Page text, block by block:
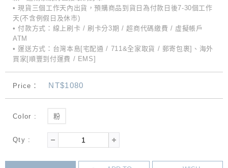
• 現貨三個工作天內出貨，預購商品到貨日為付款日後7-30個工作
天(不含例假日及休市)
• 付款方式：線上刷卡 / 刷卡分3期 / 超商代碼繳費 / 虛擬帳戶
ATM
• 運送方式：台灣本島[宅配通 / 711&全家取貨 / 郵寄包裹]、海外
買家[順豐到付運費 / EMS]
Price： NT$1080
Color : 粉
Qty :